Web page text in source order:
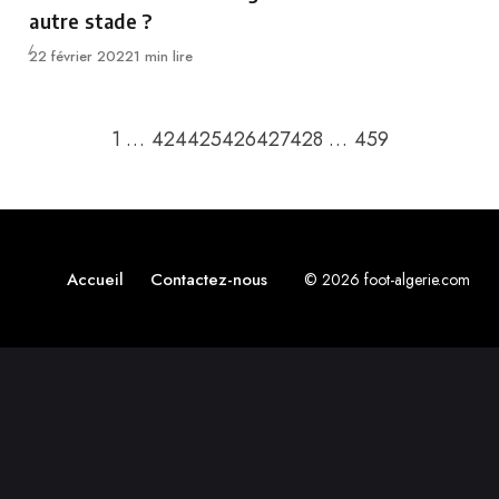
autre stade ?
Publié
22 février 20221 min lire
Retour à la page précédente
1 … 424425426427428 … 459Passer à la
Accueil Contactez-nous © 2026 foot-algerie.com